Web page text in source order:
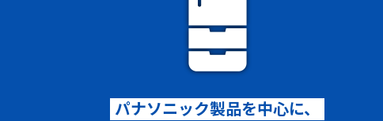
パナソニック製品を中心に、